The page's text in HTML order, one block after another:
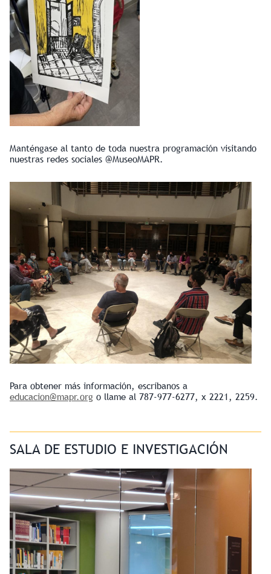
Manténgase al tanto de toda nuestra programación visitando
nuestras redes sociales @MuseoMAPR.
Para obtener más información, escríbanos a
educacion@mapr.org o llame al 787-977-6277, x 2221, 2259.
SALA DE ESTUDIO E INVESTIGACIÓN